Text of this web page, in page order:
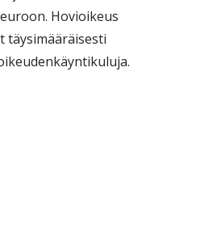
Hovioikeus
täysimääräisesti